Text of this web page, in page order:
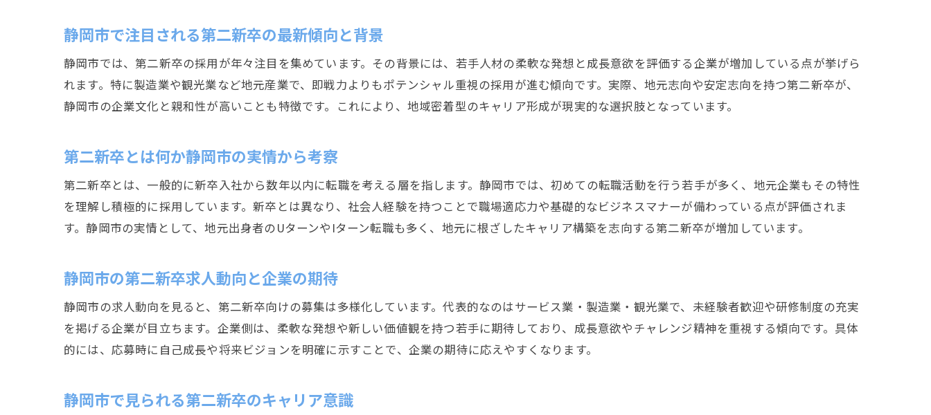
第二新卒が静岡市で評価される背景とは
第二新卒ならではの価値が静岡市で高まる理由
地元静岡市で増加する第二新卒採用の流れ
第二新卒の柔軟性が静岡市企業に好まれる理由
キャリア再スタートを切る第二新卒の実態
第二新卒として再挑戦するメリットと現実
静岡市での第二新卒転職活動のリアルな声
第二新卒なら静岡市でどう転職を進めるか
静岡市で第二新卒が選ぶべき転職活動の流れ
静岡市で第二新卒が活用できる転職サポート
静岡市で注目される第二新卒の最新傾向と背景
静岡市では、第二新卒の採用が年々注目を集めています。その背景には、若手人材の柔軟な発想と成長意欲を評価する企業が増加している点が挙げら
れます。特に製造業や観光業など地元産業で、即戦力よりもポテンシャル重視の採用が進む傾向です。実際、地元志向や安定志向を持つ第二新卒が、
静岡市の企業文化と親和性が高いことも特徴です。これにより、地域密着型のキャリア形成が現実的な選択肢となっています。
第二新卒とは何か静岡市の実情から考察
第二新卒とは、一般的に新卒入社から数年以内に転職を考える層を指します。静岡市では、初めての転職活動を行う若手が多く、地元企業もその特性
を理解し積極的に採用しています。新卒とは異なり、社会人経験を持つことで職場適応力や基礎的なビジネスマナーが備わっている点が評価されま
す。静岡市の実情として、地元出身者のUターンやIターン転職も多く、地元に根ざしたキャリア構築を志向する第二新卒が増加しています。
静岡市の第二新卒求人動向と企業の期待
静岡市の求人動向を見ると、第二新卒向けの募集は多様化しています。代表的なのはサービス業・製造業・観光業で、未経験者歓迎や研修制度の充実
を掲げる企業が目立ちます。企業側は、柔軟な発想や新しい価値観を持つ若手に期待しており、成長意欲やチャレンジ精神を重視する傾向です。具体
的には、応募時に自己成長や将来ビジョンを明確に示すことで、企業の期待に応えやすくなります。
静岡市で見られる第二新卒のキャリア意識